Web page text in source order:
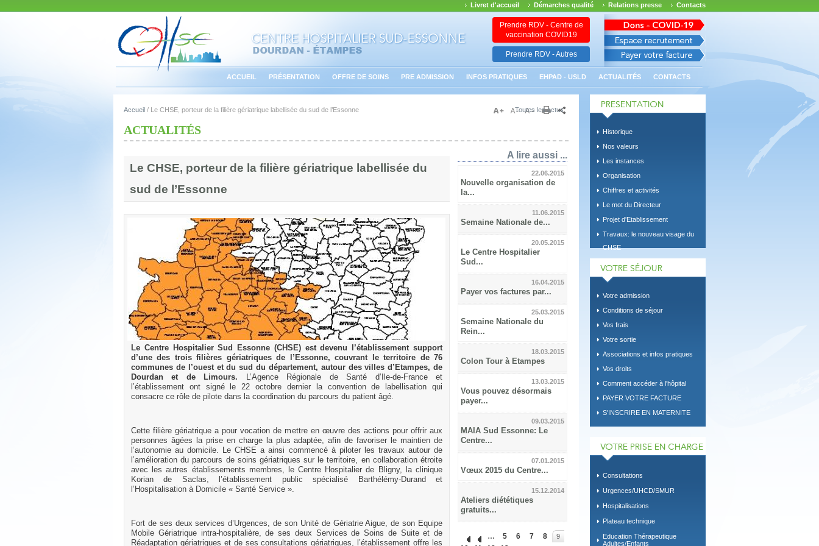
Livret d'accueil Démarches qualité Relations presse Contacts
Prendre RDV - Centre de
vaccination COVID19
Prendre RDV - Autres
ACCUEIL PRÉSENTATION OFFRE DE SOINS PRE ADMISSION INFOS PRATIQUES EHPAD - USLD ACTUALITÉS CONTACTS
Accueil / Le CHSE, porteur de la filière gériatrique labellisée du sud de l’Essonne
ACTUALITÉS
Toutes les actus
Le CHSE, porteur de la filière gériatrique labellisée du
sud de l’Essonne
Le Centre Hospitalier Sud Essonne (CHSE) est devenu l’établissement support
d’une des trois filières gériatriques de l’Essonne, couvrant le territoire de 76
communes de l’ouest et du sud du département, autour des villes d’Etampes, de
Dourdan et de Limours.
L’Agence Régionale de Santé d’Ile-de-France et
l’établissement ont signé le 22 octobre dernier la convention de labellisation qui
consacre ce rôle de pilote dans la coordination du parcours du patient âgé.
Cette filière gériatrique a pour vocation de mettre en œuvre des actions pour offrir aux
personnes âgées la prise en charge la plus adaptée, afin de favoriser le maintien de
l’autonomie au domicile. Le CHSE a ainsi commencé à piloter les travaux autour de
l’amélioration du parcours de soins gériatriques sur le territoire, en collaboration étroite
avec les autres établissements membres, le Centre Hospitalier de Bligny, la clinique
Korian de Saclas, l’établissement public spécialisé Barthélémy-Durand et
l’Hospitalisation à Domicile « Santé Service ».
Fort de ses deux services d’Urgences, de son Unité de Gériatrie Aigue, de son Equipe
Mobile Gériatrique intra-hospitalière, de ses deux Services de Soins de Suite et de
Réadaptation gériatriques et de ses consultations gériatriques, l’établissement offre les
A lire aussi ...
22.06.2015
Nouvelle organisation de
la...
11.06.2015
Semaine Nationale de...
20.05.2015
Le Centre Hospitalier
Sud...
16.04.2015
Payer vos factures par...
25.03.2015
Semaine Nationale du
Rein...
18.03.2015
Colon Tour à Etampes
13.03.2015
Vous pouvez désormais
payer...
09.03.2015
MAIA Sud Essonne: Le
Centre...
07.01.2015
Vœux 2015 du Centre...
15.12.2014
Ateliers diététiques
gratuits...
… 5 6 7 8 9
Historique
Nos valeurs
Les instances
Organisation
Chiffres et activités
Le mot du Directeur
Projet d'Etablissement
Travaux: le nouveau visage du
CHSE
Votre admission
Conditions de séjour
Vos frais
Votre sortie
Associations et infos pratiques
Vos droits
Comment accéder à l'hôpital
PAYER VOTRE FACTURE
S'INSCRIRE EN MATERNITE
Consultations
Urgences/UHCD/SMUR
Hospitalisations
Plateau technique
Education Thérapeutique
Adultes/Enfants